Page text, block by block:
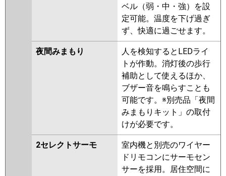
ベル（弱・中・強）を設
定可能。温度を下げ過ぎ
ず、快適に過ごせます。
夜間みまもり
人を検知するとLEDライ
トが作動。消灯後の歩行
補助として使えるほか、
ブザー音を鳴らすことも
可能です。※別売品「夜間
みまもりキット」の取付
けが必要です。
2セレクトサーモ
室内機と別売のワイヤー
ドリモコンにサーモセン
サーを採用。居住空間に